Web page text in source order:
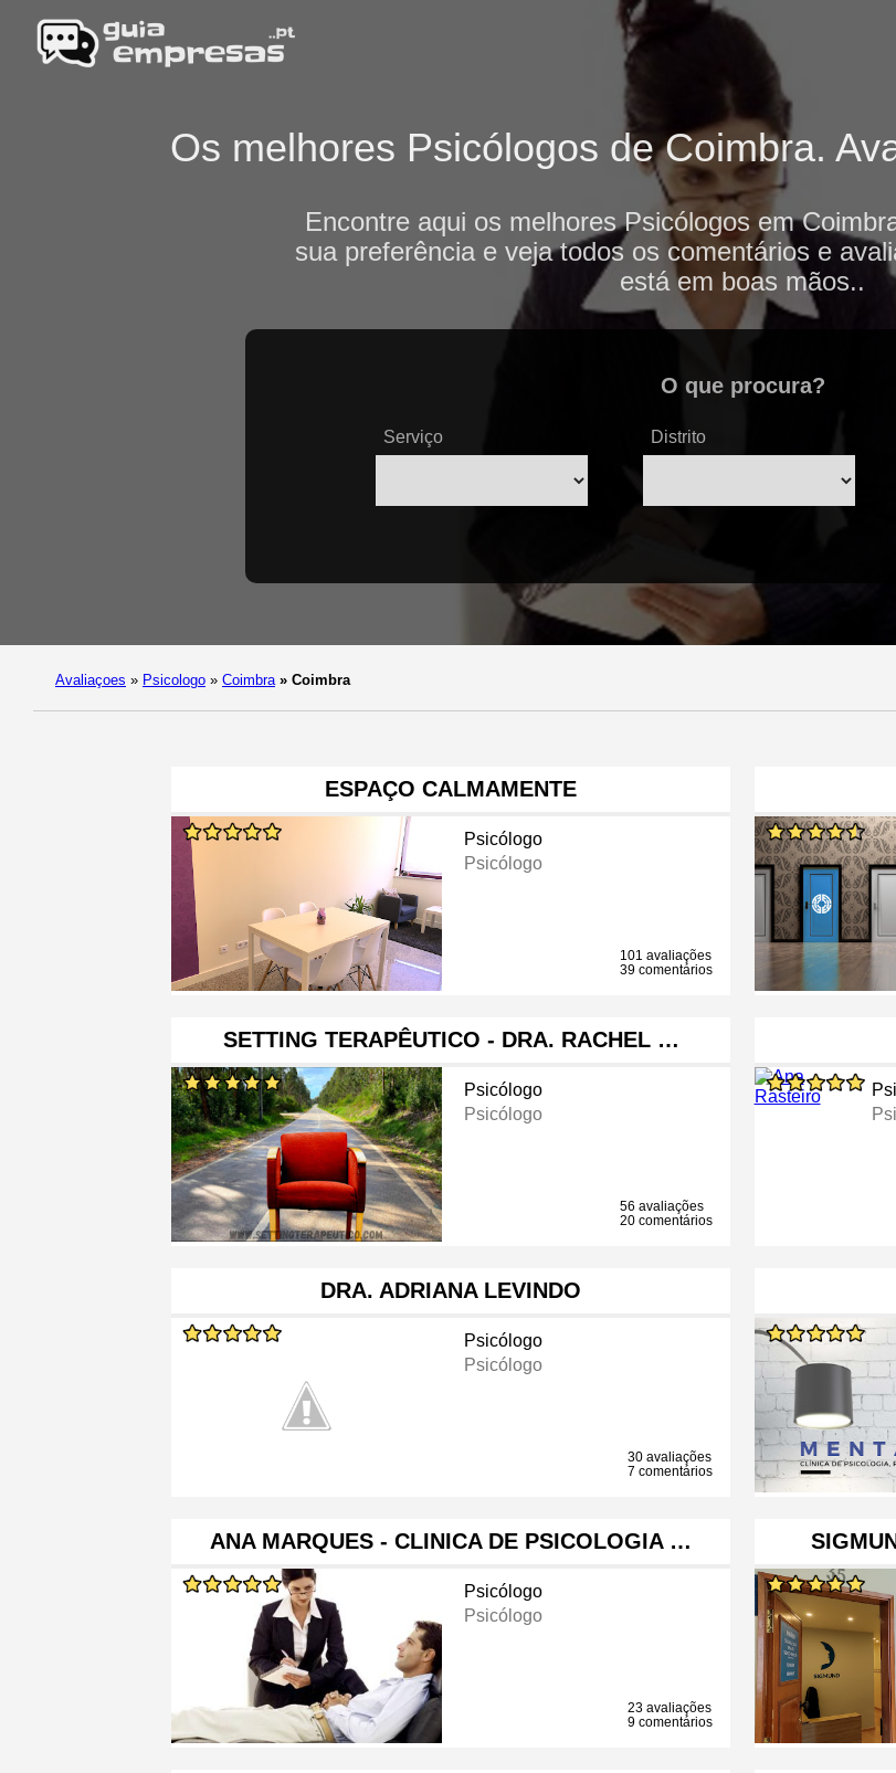
Os melhores Psicólogos de Coimbra.
Encontre aqui os melhores Psicólogos em
sua preferência e veja todos os comentários e
está em boas mãos..
O que procura?
Serviço Distrito
Avaliaçoes » Psicologo » Coimbra » Coimbra
ESPAÇO CALMAMENTE
Psicólogo
Psicólogo
101 avaliações
39 comentários
SETTING TERAPÊUTICO - DRA. RACHEL …
Psicólogo
Psicólogo
56 avaliações
20 comentários
DRA. ADRIANA LEVINDO
Psicólogo
Psicólogo
30 avaliações
7 comentários
ANA MARQUES - CLINICA DE PSICOLOGIA …
Psicólogo
Psicólogo
23 avaliações
9 comentários